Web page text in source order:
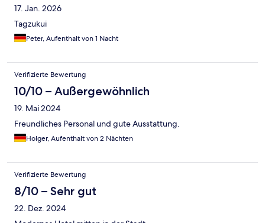
17. Jan. 2026
Tagzukui
Peter, Aufenthalt von 1 Nacht
Verifizierte Bewertung
10/10 – Außergewöhnlich
19. Mai 2024
Freundliches Personal und gute Ausstattung.
Holger, Aufenthalt von 2 Nächten
Verifizierte Bewertung
8/10 – Sehr gut
22. Dez. 2024